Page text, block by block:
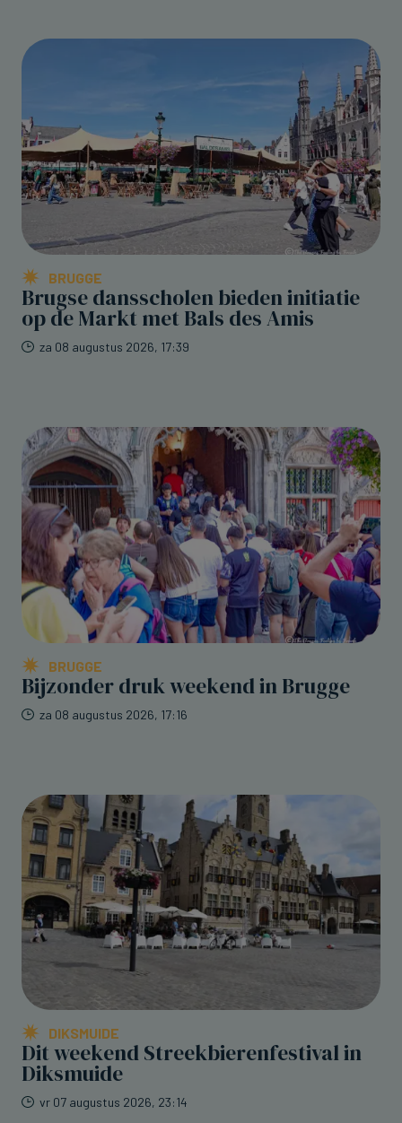
BRUGGE
Brugse dansscholen bieden initiatie
op de Markt met Bals des Amis
za 08 augustus 2026, 17:39
BRUGGE
Bijzonder druk weekend in Brugge
za 08 augustus 2026, 17:16
DIKSMUIDE
Dit weekend Streekbierenfestival in
Diksmuide
vr 07 augustus 2026, 23:14